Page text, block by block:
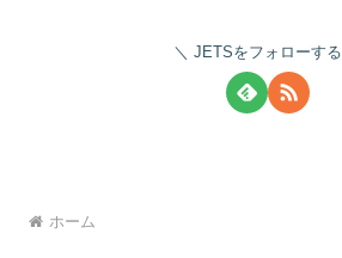
JETSをフォローする
ホーム